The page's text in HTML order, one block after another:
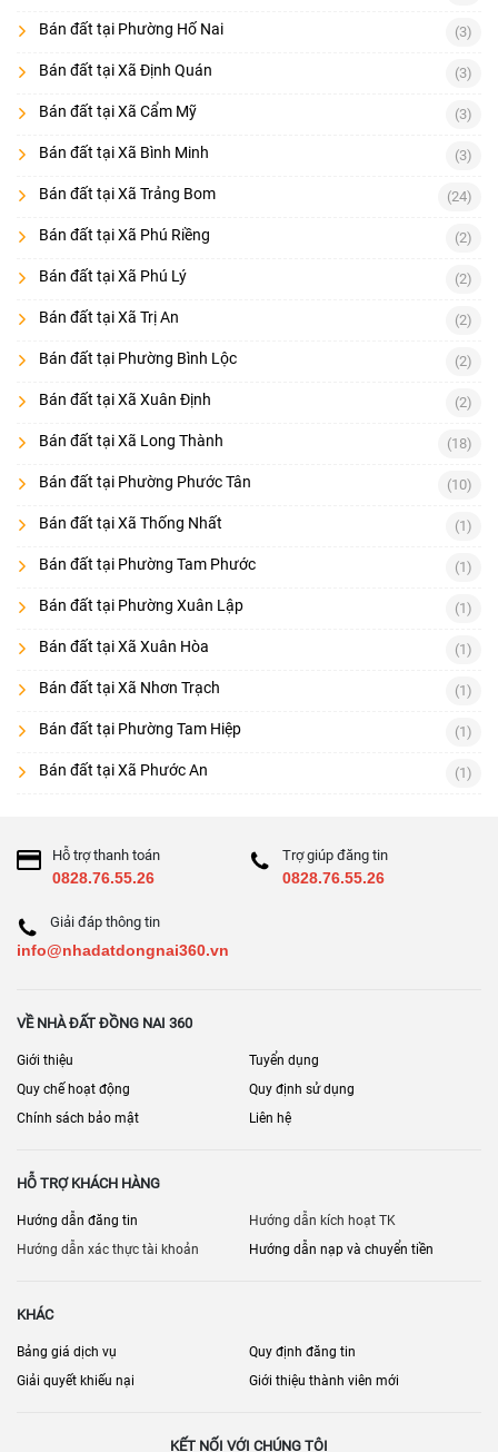
Bán đất tại Phường Hố Nai (3)
Bán đất tại Xã Định Quán (3)
Bán đất tại Xã Cẩm Mỹ (3)
Bán đất tại Xã Bình Minh (3)
Bán đất tại Xã Trảng Bom (24)
Bán đất tại Xã Phú Riềng (2)
Bán đất tại Xã Phú Lý (2)
Bán đất tại Xã Trị An (2)
Bán đất tại Phường Bình Lộc (2)
Bán đất tại Xã Xuân Định (2)
Bán đất tại Xã Long Thành (18)
Bán đất tại Phường Phước Tân (10)
Bán đất tại Xã Thống Nhất (1)
Bán đất tại Phường Tam Phước (1)
Bán đất tại Phường Xuân Lập (1)
Bán đất tại Xã Xuân Hòa (1)
Bán đất tại Xã Nhơn Trạch (1)
Bán đất tại Phường Tam Hiệp (1)
Bán đất tại Xã Phước An (1)
Hỗ trợ thanh toán
0828.76.55.26
Trợ giúp đăng tin
0828.76.55.26
Giải đáp thông tin
info@nhadatdongnai360.vn
VỀ NHÀ ĐẤT ĐỒNG NAI 360
Giới thiệu
Tuyển dụng
Quy chế hoạt động
Quy định sử dụng
Chính sách bảo mật
Liên hệ
HỖ TRỢ KHÁCH HÀNG
Hướng dẫn đăng tin
Hướng dẫn kích hoạt TK
Hướng dẫn xác thực tài khoản
Hướng dẫn nạp và chuyển tiền
KHÁC
Bảng giá dịch vụ
Quy định đăng tin
Giải quyết khiếu nại
Giới thiệu thành viên mới
KẾT NỐI VỚI CHÚNG TÔI